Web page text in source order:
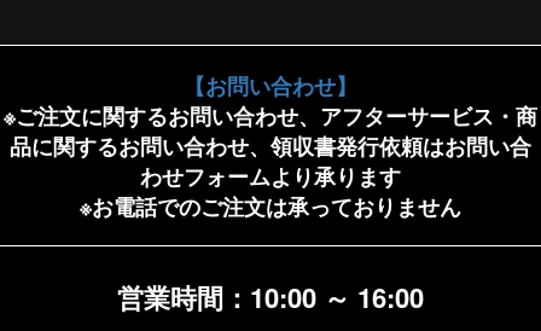
【お問い合わせ】
※ご注文に関するお問い合わせ、アフターサービス・商
品に関するお問い合わせ、領収書発行依頼はお問い合
わせフォームより承ります
※お電話でのご注文は承っておりません
営業時間：10:00 ～ 16:00